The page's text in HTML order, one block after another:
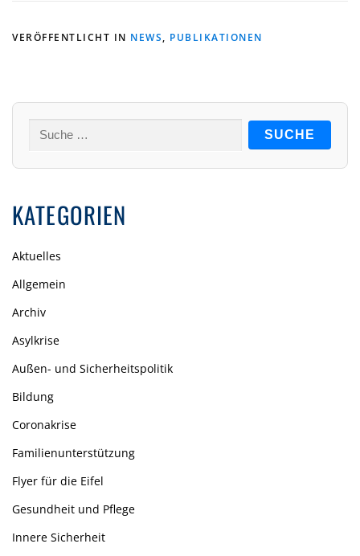
VERÖFFENTLICHT IN NEWS, PUBLIKATIONEN
Suche
KATEGORIEN
Aktuelles
Allgemein
Archiv
Asylkrise
Außen- und Sicherheitspolitik
Bildung
Coronakrise
Familienunterstützung
Flyer für die Eifel
Gesundheit und Pflege
Innere Sicherheit